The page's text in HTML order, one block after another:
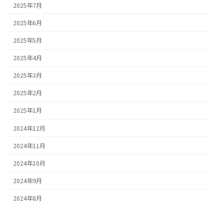
2025年7月
2025年6月
2025年5月
2025年4月
2025年3月
2025年2月
2025年1月
2024年12月
2024年11月
2024年10月
2024年9月
2024年8月